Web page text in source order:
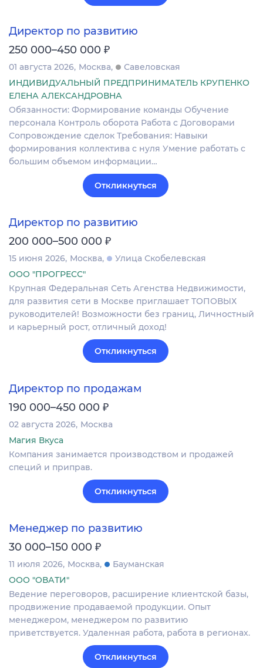
Директор по развитию
250 000–450 000 ₽
01 августа 2026 Москва
Савеловская
ИНДИВИДУАЛЬНЫЙ ПРЕДПРИНИМАТЕЛЬ КРУПЕНКО
ЕЛЕНА АЛЕКСАНДРОВНА
Обязанности: Формирование команды Обучение
персонала Контроль оборота Работа с Договорами
Сопровождение сделок Требования: Навыки
формирования коллектива с нуля Умение работать с
большим объемом информации…
Откликнуться
Директор по развитию
200 000–500 000 ₽
15 июня 2026 Москва
Улица Скобелевская
ООО "ПРОГРЕСС"
Крупная Федеральная Сеть Агенства Недвижимости,
для развития сети в Москве приглашает ТОПОВЫХ
руководителей! Возможности без границ, Личностный
и карьерный рост, отличный доход!
Откликнуться
Директор по продажам
190 000–450 000 ₽
02 августа 2026 Москва
Магия Вкуса
Компания занимается производством и продажей
специй и приправ.
Откликнуться
Менеджер по развитию
30 000–150 000 ₽
11 июля 2026 Москва
Бауманская
ООО "ОВАТИ"
Ведение переговоров, расширение клиентской базы,
продвижение продаваемой продукции. Опыт
менеджером, менеджером по развитию
приветствуется. Удаленная работа, работа в регионах.
Откликнуться